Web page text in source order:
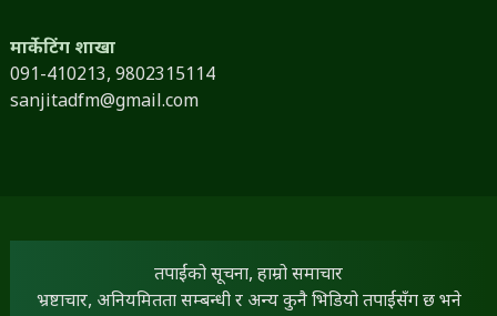
मार्केटिंग शाखा
091-410213, 9802315114
sanjitadfm@gmail.com
तपाईंको सूचना, हाम्रो समाचार
भ्रष्टाचार, अनियमितता सम्बन्धी र अन्य कुनै भिडियो तपाईंसँग छ भने